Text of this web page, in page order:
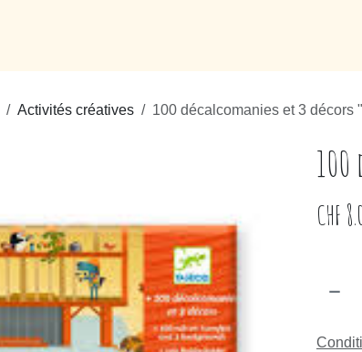
Activités créatives 100 décalcomanies et 3 décors
CHF